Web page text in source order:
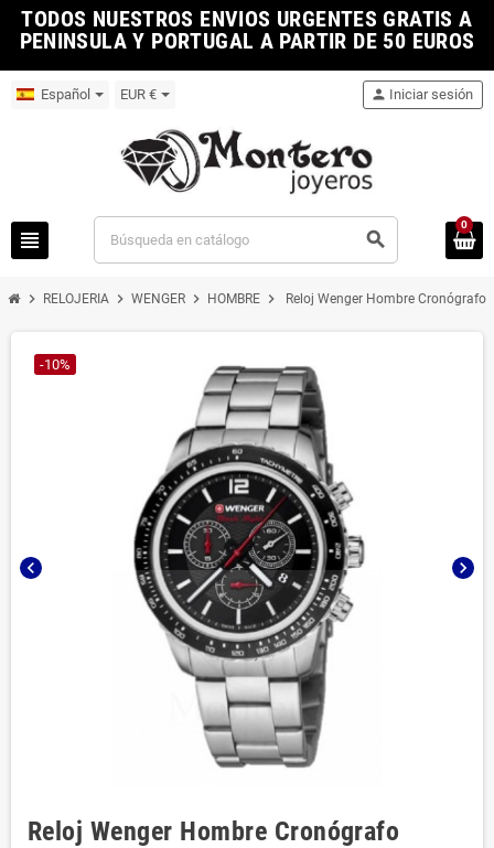
TODOS NUESTROS ENVIOS URGENTES GRATIS A
PENINSULA Y PORTUGAL A PARTIR DE 50 EUROS
Español EUR €
view_headline search
person Iniciar sesión
0
chevron_right RELOJERIA chevron_right WENGER chevron_right HOMBRE chevron_right Reloj Wenger Hombre Cronógrafo
chevron_left chevron_right
-10%
Reloj Wenger Hombre Cronógrafo